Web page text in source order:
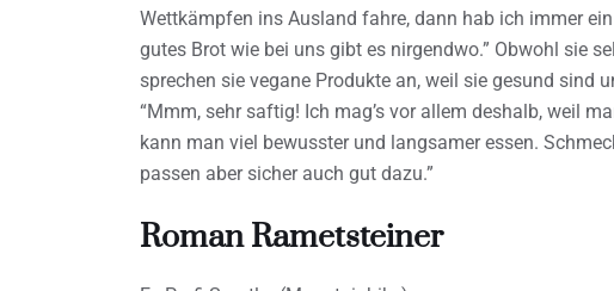
Wettkämpfen ins Ausland fahre, dann hab ich immer
gutes Brot wie bei uns gibt es nirgendwo.” Obwohl sie
sprechen sie vegane Produkte an, weil sie gesund sind
“Mmm, sehr saftig! Ich mag’s vor allem deshalb, weil
kann man viel bewusster und langsamer essen.
passen aber sicher auch gut dazu.”
Roman Rametsteiner